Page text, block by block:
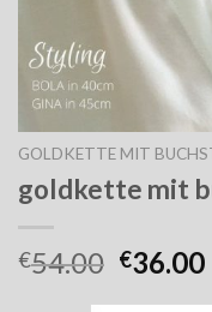
GOLDKETTE MIT
goldkette mit
€54.00 €36.00